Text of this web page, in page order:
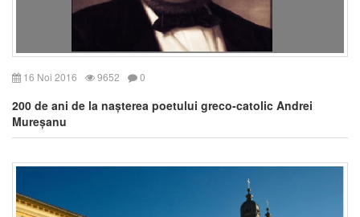
16 Noi 2016 9652 0
200 de ani de la nașterea poetului greco-catolic Andrei
Mureșanu